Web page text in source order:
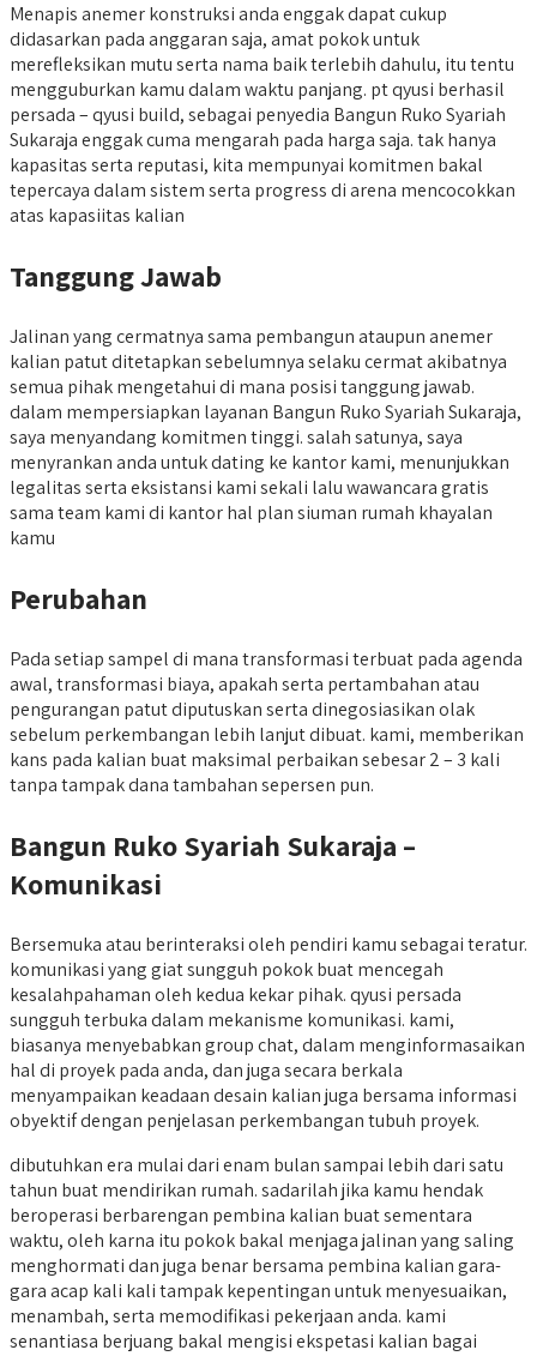
Menapis anemer konstruksi anda enggak dapat cukup
didasarkan pada anggaran saja, amat pokok untuk
merefleksikan mutu serta nama baik terlebih dahulu, itu tentu
mengguburkan kamu dalam waktu panjang. pt qyusi berhasil
persada – qyusi build, sebagai penyedia Bangun Ruko Syariah
Sukaraja enggak cuma mengarah pada harga saja. tak hanya
kapasitas serta reputasi, kita mempunyai komitmen bakal
tepercaya dalam sistem serta progress di arena mencocokkan
atas kapasiitas kalian
Tanggung Jawab
Jalinan yang cermatnya sama pembangun ataupun anemer
kalian patut ditetapkan sebelumnya selaku cermat akibatnya
semua pihak mengetahui di mana posisi tanggung jawab.
dalam mempersiapkan layanan Bangun Ruko Syariah Sukaraja,
saya menyandang komitmen tinggi. salah satunya, saya
menyrankan anda untuk dating ke kantor kami, menunjukkan
legalitas serta eksistansi kami sekali lalu wawancara gratis
sama team kami di kantor hal plan siuman rumah khayalan
kamu
Perubahan
Pada setiap sampel di mana transformasi terbuat pada agenda
awal, transformasi biaya, apakah serta pertambahan atau
pengurangan patut diputuskan serta dinegosiasikan olak
sebelum perkembangan lebih lanjut dibuat. kami, memberikan
kans pada kalian buat maksimal perbaikan sebesar 2 – 3 kali
tanpa tampak dana tambahan sepersen pun.
Bangun Ruko Syariah Sukaraja –
Komunikasi
Bersemuka atau berinteraksi oleh pendiri kamu sebagai teratur.
komunikasi yang giat sungguh pokok buat mencegah
kesalahpahaman oleh kedua kekar pihak. qyusi persada
sungguh terbuka dalam mekanisme komunikasi. kami,
biasanya menyebabkan group chat, dalam menginformasaikan
hal di proyek pada anda, dan juga secara berkala
menyampaikan keadaan desain kalian juga bersama informasi
obyektif dengan penjelasan perkembangan tubuh proyek.
dibutuhkan era mulai dari enam bulan sampai lebih dari satu
tahun buat mendirikan rumah. sadarilah jika kamu hendak
beroperasi berbarengan pembina kalian buat sementara
waktu, oleh karna itu pokok bakal menjaga jalinan yang saling
menghormati dan juga benar bersama pembina kalian gara-
gara acap kali kali tampak kepentingan untuk menyesuaikan,
menambah, serta memodifikasi pekerjaan anda. kami
senantiasa berjuang bakal mengisi ekspetasi kalian bagai